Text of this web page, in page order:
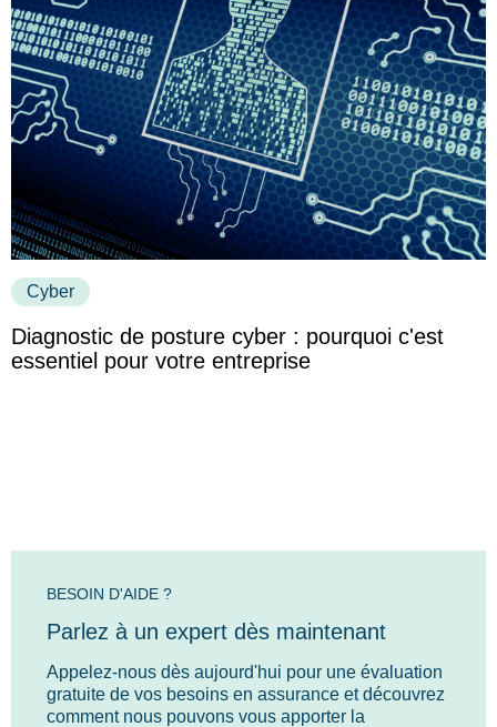
Cyber
Diagnostic de posture cyber : pourquoi c'est
essentiel pour votre entreprise
BESOIN D'AIDE ?
Parlez à un expert dès maintenant
Appelez-nous dès aujourd'hui pour une évaluation
gratuite de vos besoins en assurance et découvrez
comment nous pouvons vous apporter la